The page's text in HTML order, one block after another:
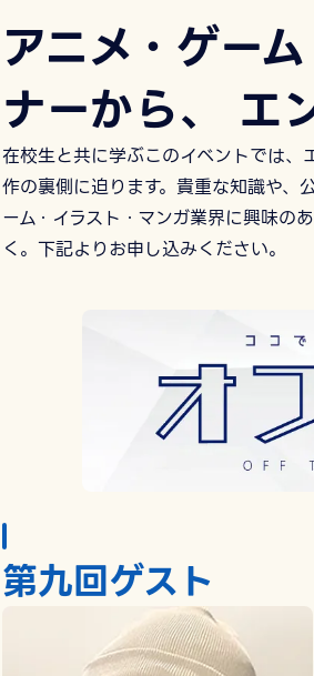
アニメ・ゲー
ナーから、 エ
在校生と共に学ぶこのイベントでは、
作の裏側に迫ります。貴重な知識や、
ーム・イラスト・マンガ業界に興味の
く。下記よりお申し込みください。
第九回ゲスト